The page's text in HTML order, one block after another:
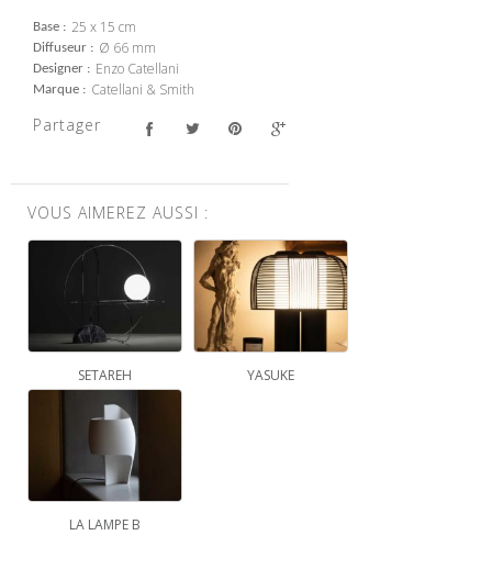
Base 25 x 15 cm
Diffuseur Ø 66 mm
Designer Enzo Catellani
Marque Catellani & Smith
Partager
VOUS AIMEREZ AUSSI :
SETAREH YASUKE
LA LAMPE B